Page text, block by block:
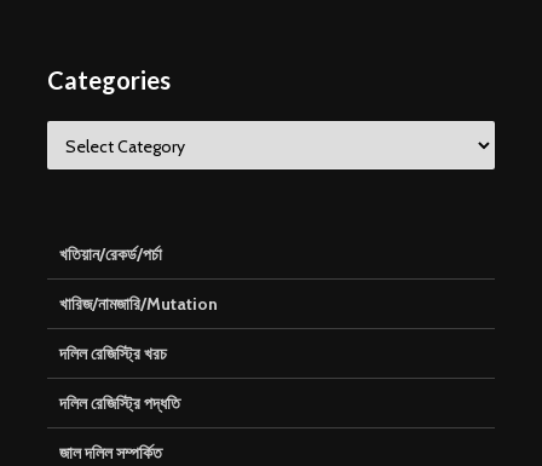
Categories
খতিয়ান/রেকর্ড/পর্চা
খারিজ/নামজারি/Mutation
দলিল রেজিস্ট্রি খরচ
দলিল রেজিস্ট্রি পদ্ধতি
জাল দলিল সম্পর্কিত